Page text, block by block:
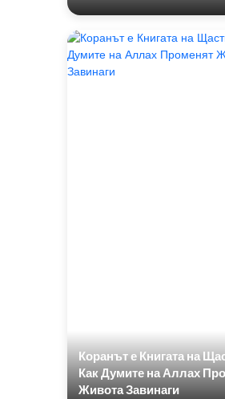
Коранът е Книгата на
Как Думите на Аллах
Живота Завинаги